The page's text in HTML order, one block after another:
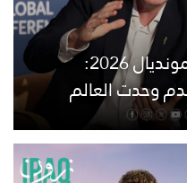
إنفانتينو يهاجم منتقدي مونديال 2026:
وحدت العالم